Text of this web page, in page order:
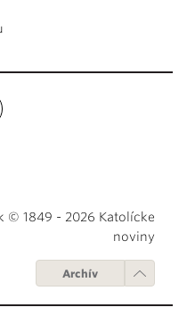
© 1849 - 2026 Katolícke
noviny
Archív